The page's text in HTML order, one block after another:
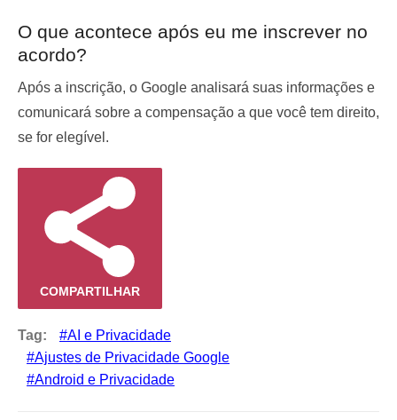
O que acontece após eu me inscrever no
acordo?
Após a inscrição, o Google analisará suas informações e
comunicará sobre a compensação a que você tem direito,
se for elegível.
COMPARTILHAR
Tag:
AI e Privacidade
Ajustes de Privacidade Google
Android e Privacidade